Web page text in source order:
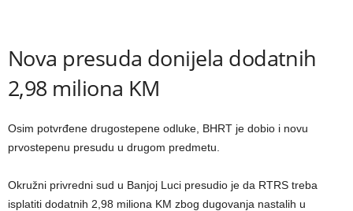
Nova presuda donijela dodatnih
2,98 miliona KM
Osim potvrđene drugostepene odluke, BHRT je dobio i novu
prvostepenu presudu u drugom predmetu.
Okružni privredni sud u Banjoj Luci presudio je da RTRS treba
isplatiti dodatnih 2,98 miliona KM zbog dugovanja nastalih u